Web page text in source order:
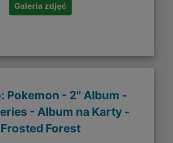
Galeria zdjęć
Pokemon - 2" Album -
- Album na Karty -
Frosted Forest